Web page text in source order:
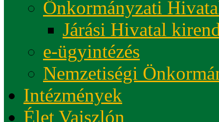
Önkormányzati
Járási Hivatal
e-ügyintézés
Nemzetiségi
Intézmények
Élet Vajszlón